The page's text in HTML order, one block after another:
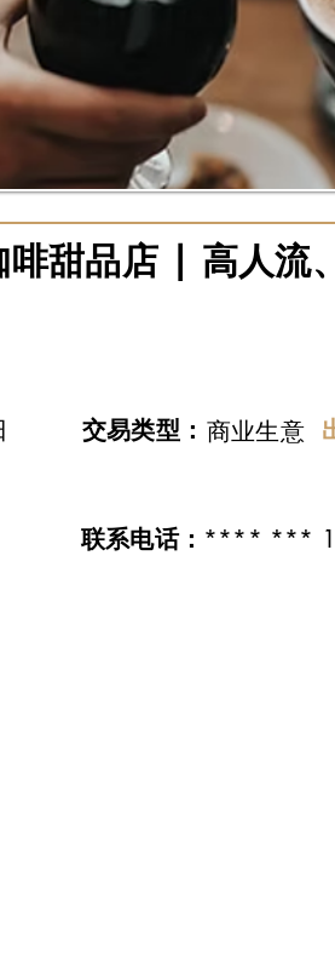
甜品店 | 高人流
交易类型： 商业生意
联系电话： **** ***